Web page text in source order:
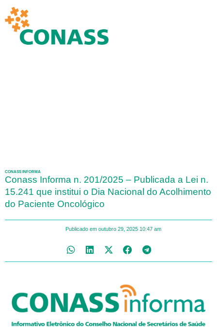
CONASS INFORMA
Conass Informa n. 201/2025 – Publicada a Lei n.
15.241 que institui o Dia Nacional do Acolhimento
do Paciente Oncológico
Publicado em outubro 29, 2025 10:47 am